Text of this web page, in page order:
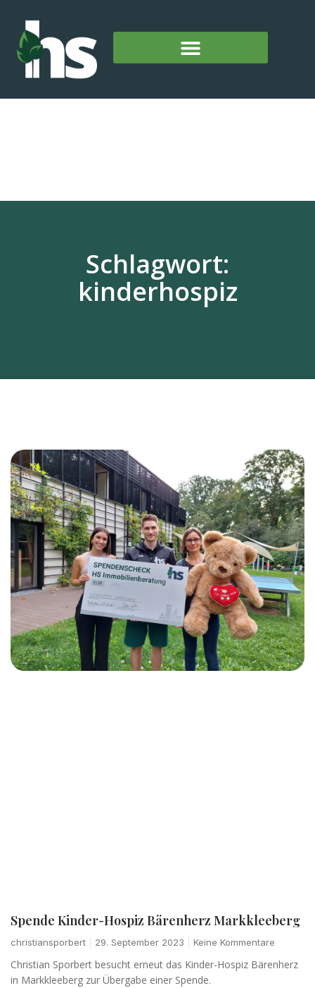
Schlagwort:
kinderhospiz
Spende Kinder-Hospiz Bärenherz Markkleeberg
christiansporbert 29. September 2023 Keine Kommentare
Christian Sporbert besucht erneut das Kinder-Hospiz Bärenherz
in Markkleeberg zur Übergabe einer Spende.